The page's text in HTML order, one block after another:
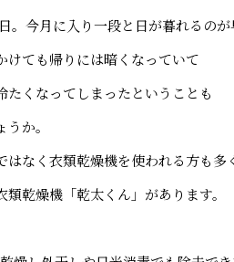
。今月に入り一段と日が暮れるの
けても帰りには暗くなっていて
たくなってしまったということも
か。
はなく衣類乾燥機を使われる方も多
乾燥機「乾太くん」があります。